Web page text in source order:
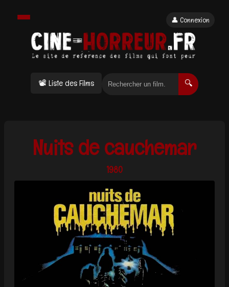
📽 Liste des Films 🔍
👤 Connexion
Nuits de cauchemar
1980